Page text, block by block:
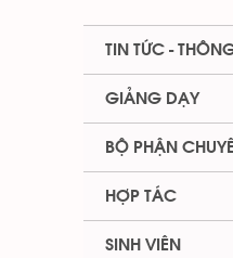
TIN TỨC -
GIẢNG DẠY
BỘ PHẬN
HỢP TÁC
SINH VIÊN